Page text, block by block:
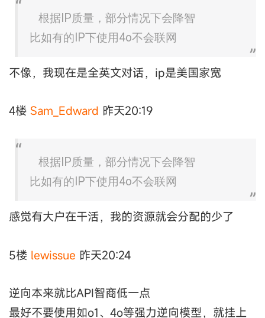
根据IP质量，部分情况下会降智
比如有的IP下使用4o不会联网
不像，我现在是全英文对话，ip是美国家宽
4楼 Sam_Edward 昨天20:19
根据IP质量，部分情况下会降智
比如有的IP下使用4o不会联网
感觉有大户在干活，我的资源就会分配的少了
5楼 lewissue 昨天20:24
逆向本来就比API智商低一点
最好不要使用如o1、4o等强力逆向模型，就挂上